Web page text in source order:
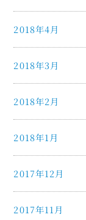
2018年4月
2018年3月
2018年2月
2018年1月
2017年12月
2017年11月